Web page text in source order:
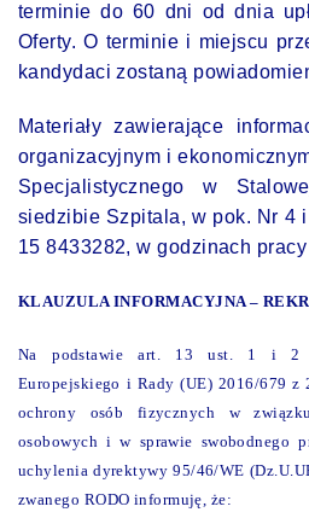
terminie do 60 dni od dnia
Oferty. O terminie i miejscu
kandydaci zostaną
Materiały zawierające
organizacyjnym i
Specjalistycznego w
siedzibie Szpitala, w pok. Nr 4
15 8433282, w godzinach
KLAUZULA INFORMACYJNA –
Na podstawie art. 13 ust. 1 i 2
Europejskiego i Rady (UE) 2016/679 z
ochrony osób fizycznych w
osobowych i w sprawie swobodnego
uchylenia dyrektywy 95/46/WE
zwanego RODO informuję, że: